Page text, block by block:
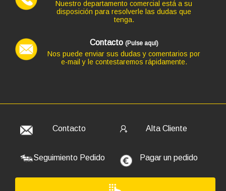
Nuestro departamento comercial está a su
disposición para resolverle las dudas que
tenga.
Contacto (Pulse aquí)
Nos puede enviar sus dudas y comentarios por
e-mail y le contestaremos rápidamente.
Contacto Alta Cliente
Seguimiento Pedido Pagar un pedido